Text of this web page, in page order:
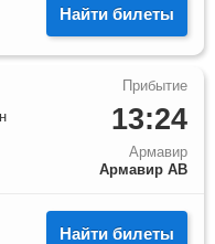
Найти билеты
13:24
Армавир
Армавир АВ
Найти билеты